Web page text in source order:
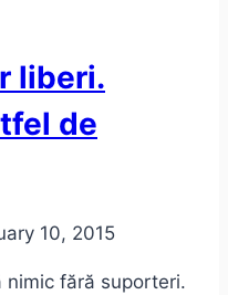
liberi.
de
10, 2015
nimic fără suporteri.